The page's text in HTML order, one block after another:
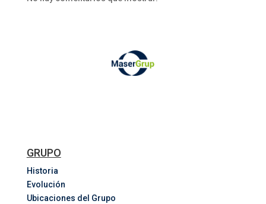
GRUPO
Historia
Evolución
Ubicaciones del Grupo